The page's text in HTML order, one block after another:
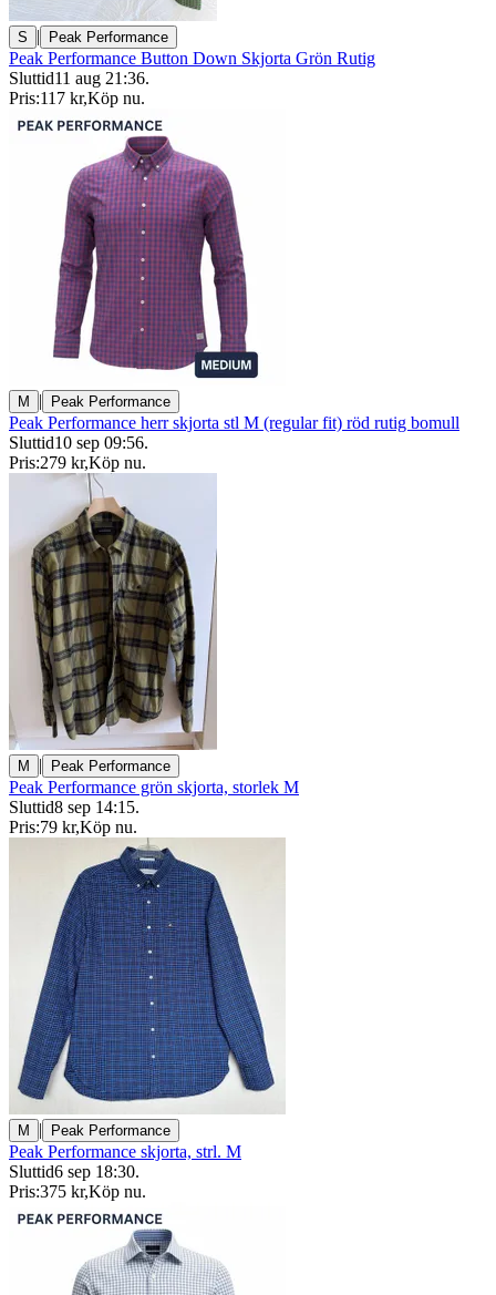
S | Peak Performance
Peak Performance Button Down Skjorta Grön Rutig
Sluttid11 aug 21:36.
Pris:117 kr,Köp nu.
M | Peak Performance
Peak Performance herr skjorta stl M (regular fit) röd rutig bomull
Sluttid10 sep 09:56.
Pris:279 kr,Köp nu.
M | Peak Performance
Peak Performance grön skjorta, storlek M
Sluttid8 sep 14:15.
Pris:79 kr,Köp nu.
M | Peak Performance
Peak Performance skjorta, strl. M
Sluttid6 sep 18:30.
Pris:375 kr,Köp nu.